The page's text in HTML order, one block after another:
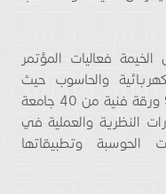
فعاليات المؤتمر
والحاسوب حيث
استقطب مؤتمر (ICECTA 2022) 99 ورقة فنية من 40 جامعة
النظرية والعملية في
الحوسبة وتطبيقاتها